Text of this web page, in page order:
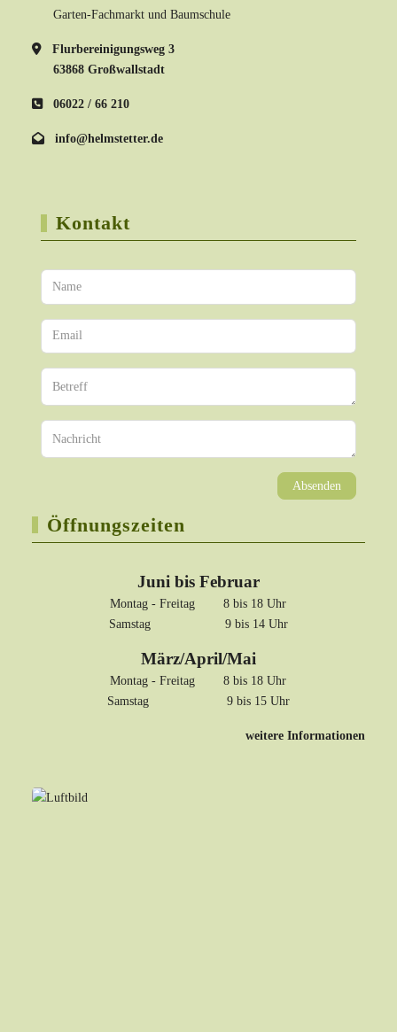
Garten-Fachmarkt und Baumschule
Flurbereinigungsweg 3
63868 Großwallstadt
06022 / 66 210
info@helmstetter.de
Kontakt
Absenden
Öffnungszeiten
Juni bis Februar
Montag - Freitag 8 bis 18 Uhr
Samstag 9 bis 14 Uhr
März/April/Mai
Montag - Freitag 8 bis 18 Uhr
Samstag 9 bis 15 Uhr
weitere Informationen